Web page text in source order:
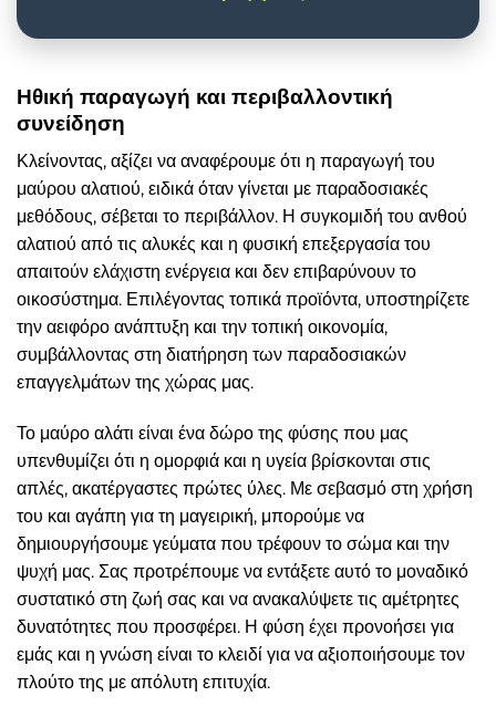
Ηθική παραγωγή και περιβαλλοντική
συνείδηση
Κλείνοντας, αξίζει να αναφέρουμε ότι η παραγωγή του
μαύρου αλατιού, ειδικά όταν γίνεται με παραδοσιακές
μεθόδους, σέβεται το περιβάλλον. Η συγκομιδή του ανθού
αλατιού από τις αλυκές και η φυσική επεξεργασία του
απαιτούν ελάχιστη ενέργεια και δεν επιβαρύνουν το
οικοσύστημα. Επιλέγοντας τοπικά προϊόντα, υποστηρίζετε
την αειφόρο ανάπτυξη και την τοπική οικονομία,
συμβάλλοντας στη διατήρηση των παραδοσιακών
επαγγελμάτων της χώρας μας.
Το μαύρο αλάτι είναι ένα δώρο της φύσης που μας
υπενθυμίζει ότι η ομορφιά και η υγεία βρίσκονται στις
απλές, ακατέργαστες πρώτες ύλες. Με σεβασμό στη χρήση
του και αγάπη για τη μαγειρική, μπορούμε να
δημιουργήσουμε γεύματα που τρέφουν το σώμα και την
ψυχή μας. Σας προτρέπουμε να εντάξετε αυτό το μοναδικό
συστατικό στη ζωή σας και να ανακαλύψετε τις αμέτρητες
δυνατότητες που προσφέρει. Η φύση έχει προνοήσει για
εμάς και η γνώση είναι το κλειδί για να αξιοποιήσουμε τον
πλούτο της με απόλυτη επιτυχία.